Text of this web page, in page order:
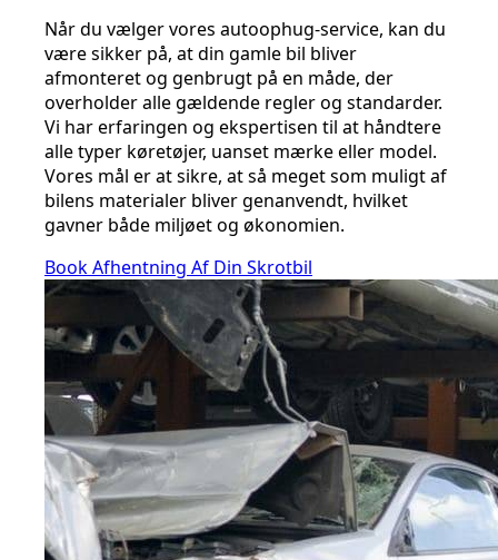
Når du vælger vores autoophug-service, kan du
være sikker på, at din gamle bil bliver
afmonteret og genbrugt på en måde, der
overholder alle gældende regler og standarder.
Vi har erfaringen og ekspertisen til at håndtere
alle typer køretøjer, uanset mærke eller model.
Vores mål er at sikre, at så meget som muligt af
bilens materialer bliver genanvendt, hvilket
gavner både miljøet og økonomien.
Book Afhentning Af Din Skrotbil